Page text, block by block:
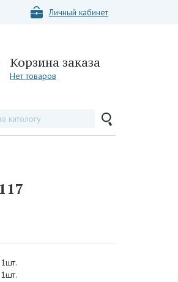
Личный кабинет
Корзина заказа
Нет товаров